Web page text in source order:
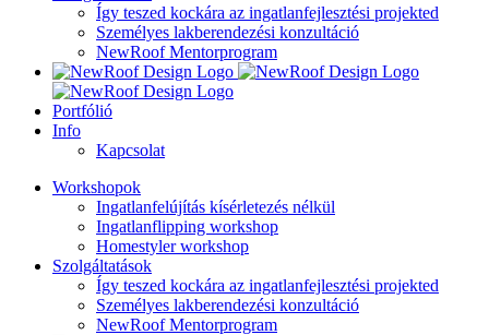
Így teszed kockára az ingatlanfejlesztési projekted
Személyes lakberendezési konzultáció
NewRoof Mentorprogram
Portfólió
Info
Kapcsolat
Workshopok
Ingatlanfelújítás kísérletezés nélkül
Ingatlanflipping workshop
Homestyler workshop
Szolgáltatások
Így teszed kockára az ingatlanfejlesztési projekted
Személyes lakberendezési konzultáció
NewRoof Mentorprogram